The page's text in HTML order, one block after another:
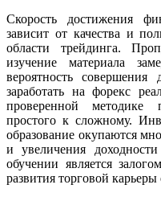
Скорость достижения
зависит от качества и
области трейдинга.
изучение материала
вероятность
заработать на форекс
проверенной методике
простого к сложному.
образование окупаются
и увеличения
обучении является
развития торговой карьеры